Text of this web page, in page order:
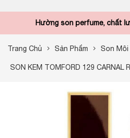
Hường son perfume, chất
Trang Chủ Sản Phẩm Son Môi
SON KEM TOMFORD 129 CARNAL